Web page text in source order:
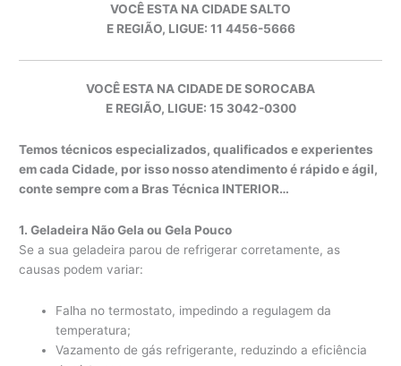
VOCÊ ESTA NA CIDADE SALTO
E REGIÃO, LIGUE: 11 4456-5666
VOCÊ ESTA NA CIDADE DE SOROCABA
E REGIÃO, LIGUE: 15 3042-0300
Temos técnicos especializados, qualificados e experientes
em cada Cidade, por isso nosso atendimento é rápido e ágil,
conte sempre com a Bras Técnica INTERIOR…
1. Geladeira Não Gela ou Gela Pouco
Se a sua geladeira parou de refrigerar corretamente, as
causas podem variar:
Falha no termostato, impedindo a regulagem da
temperatura;
Vazamento de gás refrigerante, reduzindo a eficiência